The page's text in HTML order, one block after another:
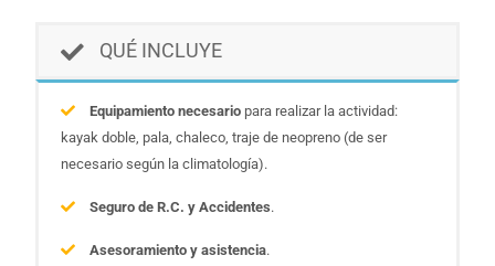
QUÉ INCLUYE
Equipamiento necesario para realizar la actividad:
kayak doble, pala, chaleco, traje de neopreno (de ser
necesario según la climatología).
Seguro de R.C. y Accidentes.
Asesoramiento y asistencia.